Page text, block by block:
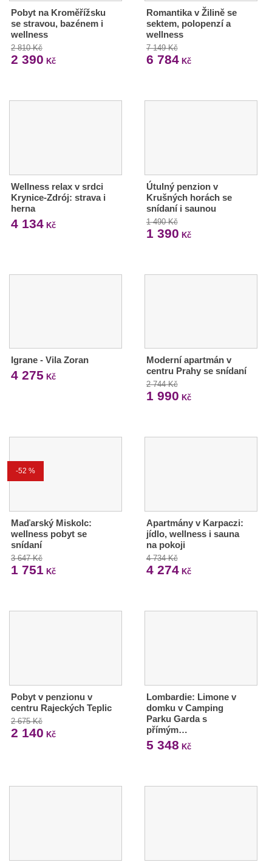
Pobyt na Kroměřížsku
se stravou, bazénem i
wellness
2 810 Kč
2 390 Kč
Romantika v Žilině se
sektem, polopenzí a
wellness
7 149 Kč
6 784Kč
Wellness relax v srdci
Krynice-Zdrój: strava i
herna
4 134 Kč
Útulný penzion v
Krušných horách se
snídaní i saunou
1 490 Kč
1 390 Kč
Igrane - Vila Zoran
4 275 Kč
Moderní apartmán v
centru Prahy se snídaní
2 744 Kč
1 990 Kč
-52 %
Maďarský Miskolc:
wellness pobyt se
snídaní
3 647 Kč
1 751 Kč
Apartmány v Karpaczi:
jídlo, wellness i sauna
na pokoji
4 734 Kč
4 274Kč
Pobyt v penzionu v
centru Rajeckých Teplic
2 675 Kč
2 140 Kč
Lombardie: Limone v
domku v Camping
Parku Garda s
přímým…
5 348 Kč